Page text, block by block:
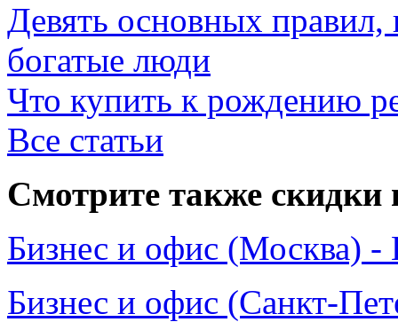
Девять основных
богатые люди
Что купить к рождению
Все статьи
Смотрите также скидки
Бизнес и офис (Москва) -
Бизнес и офис (Санкт-